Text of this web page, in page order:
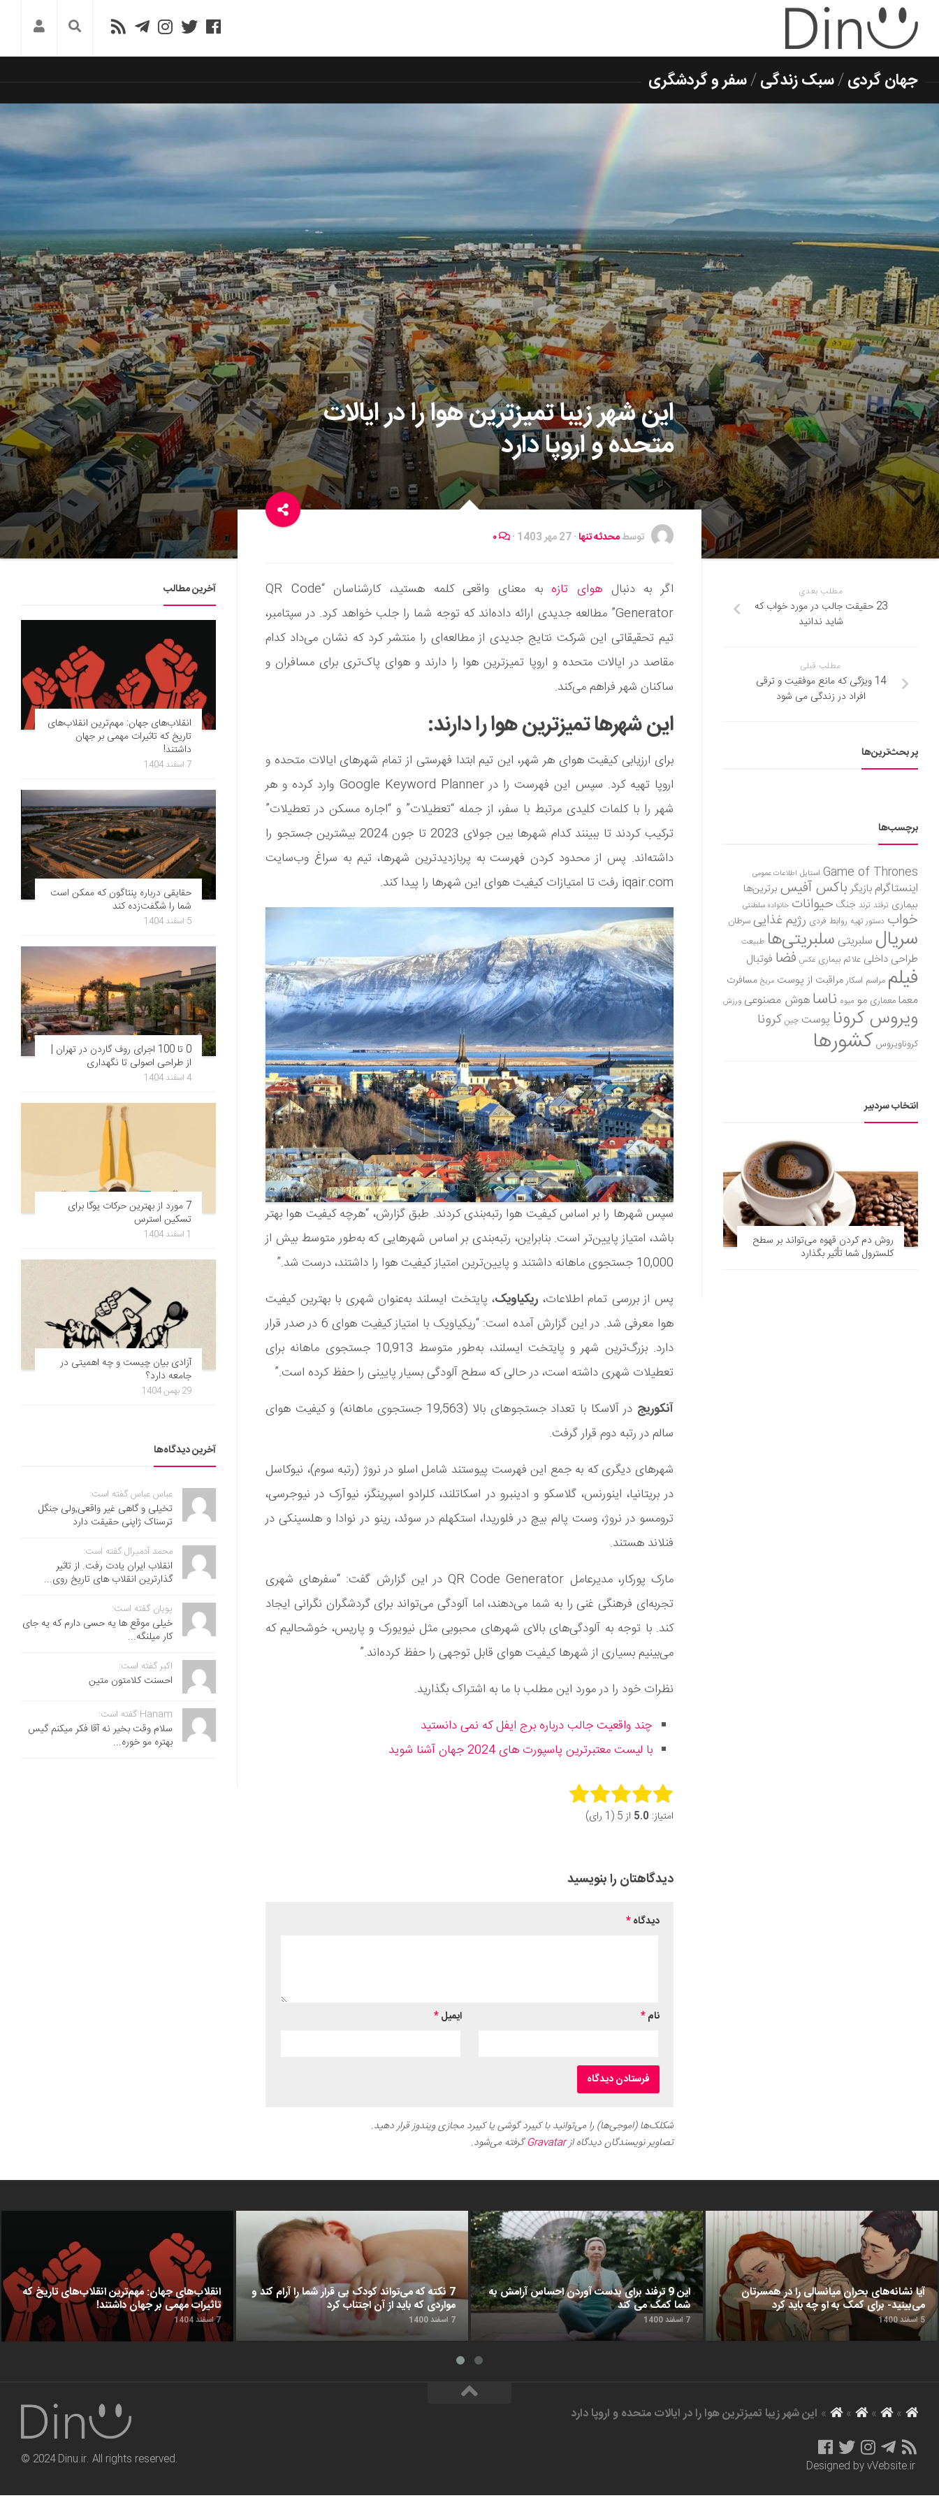
جهان گردی/سبک زندگی/سفر و گردشگری
این شهر زیبا تمیزترین هوا را در ایالات
متحده و اروپا دارد
توسطمحدثه تنها·27 مهر 1403 ·
اگر به دنبال هوای تازه
به معنای واقعی کلمه هستید، کارشناسان “QR Code
Generator” مطالعه جدیدی ارائه داده‌اند که توجه شما را جلب خواهد کرد. در سپتامبر،
تیم تحقیقاتی این شرکت نتایج جدیدی از مطالعه‌ای را منتشر کرد که نشان می‌داد کدام
مقاصد در ایالات متحده و اروپا تمیزترین هوا را دارند و هوای پاک‌تری برای مسافران و
ساکنان شهر فراهم می‌کند.
این شهرها تمیزترین هوا را دارند:
برای ارزیابی کیفیت هوای هر شهر، این تیم ابتدا فهرستی از تمام شهرهای ایالات متحده و
اروپا تهیه کرد. سپس این فهرست را در Google Keyword Planner وارد کرده و هر
شهر را با کلمات کلیدی مرتبط با سفر، از جمله “تعطیلات” و “اجاره مسکن در تعطیلات”
ترکیب کردند تا ببینند کدام شهرها بین جولای 2023 تا جون 2024 بیشترین جستجو را
داشته‌اند. پس از محدود کردن فهرست به پربازدیدترین شهرها، تیم به سراغ وب‌سایت
iqair.com رفت تا امتیازات کیفیت هوای این شهرها را پیدا کند.
سپس شهرها را بر اساس کیفیت هوا رتبه‌بندی کردند. طبق گزارش، “هرچه کیفیت هوا بهتر
باشد، امتیاز پایین‌تر است. بنابراین، رتبه‌بندی بر اساس شهرهایی که به‌طور متوسط بیش از
10,000 جستجوی ماهانه داشتند و پایین‌ترین امتیاز کیفیت هوا را داشتند، درست شد.”
پس از بررسی تمام اطلاعات، ریکیاویک، پایتخت ایسلند به‌عنوان شهری با بهترین کیفیت
هوا معرفی شد. در این گزارش آمده است: “ریکیاویک با امتیاز کیفیت هوای 6 در صدر قرار
دارد. بزرگ‌ترین شهر و پایتخت ایسلند، به‌طور متوسط 10,913 جستجوی ماهانه برای
تعطیلات شهری داشته است، در حالی که سطح آلودگی بسیار پایینی را حفظ کرده است.”
آنکوریج
در آلاسکا با تعداد جستجوهای بالا (19,563 جستجوی ماهانه) و کیفیت هوای
سالم در رتبه دوم قرار گرفت.
شهرهای دیگری که به جمع این فهرست پیوستند شامل اسلو در نروژ (رتبه سوم)، نیوکاسل
در بریتانیا، اینورنس، گلاسکو و ادینبرو در اسکاتلند، کلرادو اسپرینگز، نیوآرک در نیوجرسی،
ترومسو در نروژ، وست پالم بیچ در فلوریدا، استکهلم در سوئد، رینو در نوادا و هلسینکی در
فنلاند هستند.
مارک پورکار، مدیرعامل QR Code Generator در این گزارش گفت: “سفرهای شهری
تجربه‌ای فرهنگی غنی را به شما می‌دهند، اما آلودگی می‌تواند برای گردشگران نگرانی ایجاد
کند. با توجه به آلودگی‌های بالای شهرهای محبوبی مثل نیویورک و پاریس، خوشحالیم که
می‌بینیم بسیاری از شهرها کیفیت هوای قابل توجهی را حفظ کرده‌اند.”
نظرات خود را در مورد این مطلب با ما به اشتراک بگذارید.
چند واقعیت جالب درباره برج ایفل که نمی دانستید
با لیست معتبرترین پاسپورت‌ های 2024 جهان آشنا شوید
Rate this item:
امتیاز: 5.0 از 5 (1 رای)
دیدگاهتان را بنویسید
دیدگاه*
نام* ایمیل*
شکلک‌ها (اموجی‌ها) را می‌توانید با کیبرد گوشی یا کیبرد مجازی ویندوز قرار دهید.
تصاویر نویسندگان دیدگاه ازGravatarگرفته می‌شود.
مطلب بعدی
23 حقیقت جالب در مورد خواب که
شاید ندانید
مطلب قبلی
14 ویژگی که مانع موفقیت و ترقی
افراد در زندگی می‌ شود
پر بحث‌ترین‌ها
برچسب‌ها
Game of Thrones استایل اطلاعات عمومی
اینستاگرام بازیگر باکس آفیس برترین‌ها
بیماری ترفند ترند جنگ حیوانات خانواده سلطنتی
خواب دستور تهیه روابط فردی رژیم غذاییسرطان
سریال سلبریتی سلبریتی‌ها طبیعت
طراحی داخلی علائم بیماری عکس فضا فوتبال
فیلم مراسم اسکارمراقبت از پوست مریخ مسافرت
معمامعماری مو میوه ناساهوش مصنوعی ورزش
ویروس کرونا پوست چین کرونا
کروناویروس کشورها
انتخاب سردبیر
روش دم کردن قهوه می‌تواند بر سطح
کلسترول شما تأثیر بگذارد
آخرین مطالب
انقلاب‌های جهان: مهم‌ترین انقلاب‌های
تاریخ که تاثیرات مهمی بر جهان
داشتند!
7 اسفند 1404
حقایقی درباره پنتاگون که ممکن است
شما را شگفت‌زده کند
5 اسفند 1404
0 تا 100 اجرای روف گاردن در تهران |
از طراحی اصولی تا نگهداری
4 اسفند 1404
7 مورد از بهترین حرکات یوگا برای
تسکین استرس
1 اسفند 1404
آزادی بیان چیست و چه اهمیتی در
جامعه دارد؟
29 بهمن 1404
آخرین دیدگاه‌ها
عباس عباس گفته است:
تخیلی و گاهی غیر واقعی,ولی جنگل
ترسناک ژاپنی حقیقت دارد
محمد آدمیرال گفته است:
انقلاب ایران یادت رفت. از تاثیر
گذارترین انقلاب های تاریخ روی...
پویان گفته است:
خیلی موقع ها یه حسی دارم که یه جای
کار میلنگه...
اکبر گفته است:
احسنت ‌کلامتون متین
Hanam گفته است:
سلام وقت بخیر نه آقا فکر میکنم گیس
بهتره مو خوره...
انقلاب‌های جهان: مهم‌ترین انقلاب‌های تاریخ که
تاثیرات مهمی بر جهان داشتند!
7 اسفند 1404
7 نکته که می‌تواند کودک بی قرار شما را آرام کند و
مواردی که باید از آن اجتناب کرد
7 اسفند 1400
این 9 ترفند برای بدست آوردن احساس آرامش به
شما کمک می‌ کند
7 اسفند 1400
آیا نشانه‌های بحران میانسالی را در همسرتان
می‌بینید- برای کمک به او چه باید کرد
5 اسفند 1400
© 2024 Dinu.ir. All rights reserved.
»
»
»
» این شهر زیبا تمیزترین هوا را در ایالات متحده و اروپا دارد
Designed byvVebsite.ir